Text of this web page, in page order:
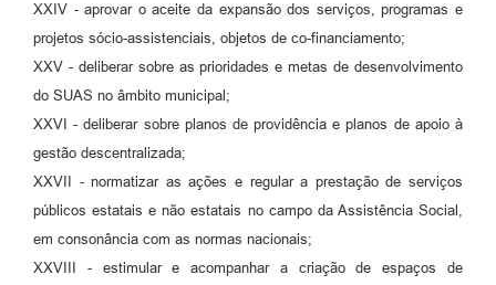
XXIV - aprovar o aceite da expansão dos serviços, programas e
projetos sócio-assistenciais, objetos de co-financiamento;
XXV - deliberar sobre as prioridades e metas de desenvolvimento
do SUAS no âmbito municipal;
XXVI - deliberar sobre planos de providência e planos de apoio à
gestão descentralizada;
XXVII - normatizar as ações e regular a prestação de serviços
públicos estatais e não estatais no campo da Assistência Social,
em consonância com as normas nacionais;
XXVIII - estimular e acompanhar a criação de espaços de